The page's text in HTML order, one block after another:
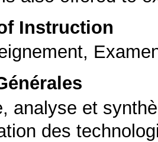
Instruction
analyse et
des